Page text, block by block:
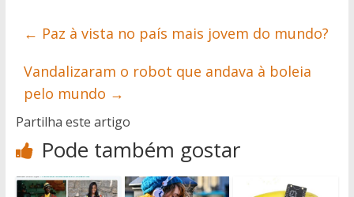
← Paz à vista no país mais jovem do mundo?
Vandalizaram o robot que andava à boleia
pelo mundo →
Partilha este artigo
Pode também gostar